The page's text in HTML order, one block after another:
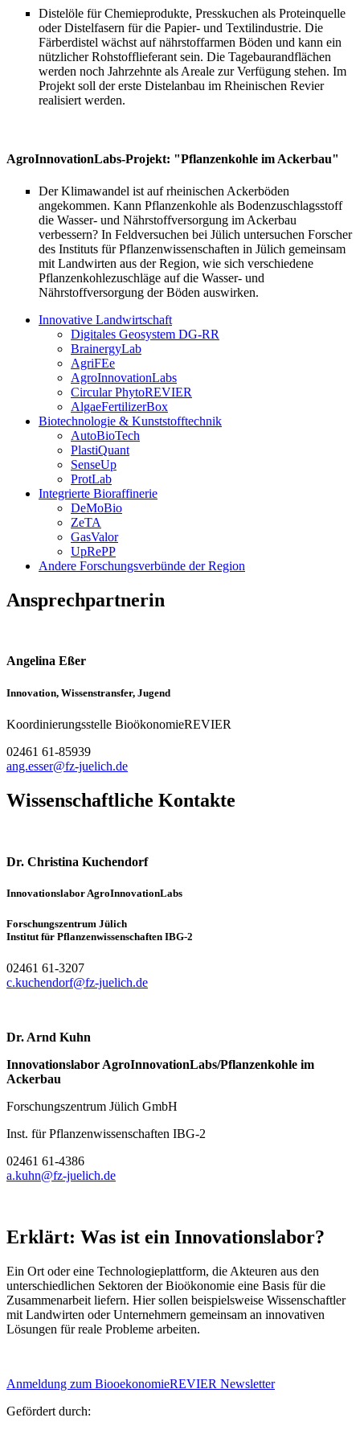
Distelöle für Chemieprodukte, Presskuchen als Proteinquelle
oder Distelfasern für die Papier- und Textilindustrie. Die
Färberdistel wächst auf nährstoffarmen Böden und kann ein
nützlicher Rohstofflieferant sein. Die Tagebaurandflächen
werden noch Jahrzehnte als Areale zur Verfügung stehen. Im
Projekt soll der erste Distelanbau im Rheinischen Revier
realisiert werden.
AgroInnovationLabs-Projekt: "Pflanzenkohle im Ackerbau"
Der Klimawandel ist auf rheinischen Ackerböden
angekommen. Kann Pflanzenkohle als Bodenzuschlagsstoff
die Wasser- und Nährstoffversorgung im Ackerbau
verbessern? In Feldversuchen bei Jülich untersuchen Forscher
des Instituts für Pflanzenwissenschaften in Jülich gemeinsam
mit Landwirten aus der Region, wie sich verschiedene
Pflanzenkohlezuschläge auf die Wasser- und
Nährstoffversorgung der Böden auswirken.
Innovative Landwirtschaft
Digitales Geosystem DG-RR
BrainergyLab
AgriFEe
AgroInnovationLabs
Circular PhytoREVIER
AlgaeFertilizerBox
Biotechnologie & Kunststofftechnik
AutoBioTech
PlastiQuant
SenseUp
ProtLab
Integrierte Bioraffinerie
DeMoBio
ZeTA
GasValor
UpRePP
Andere Forschungsverbünde der Region
Ansprechpartnerin
Angelina Eßer
Innovation, Wissenstransfer, Jugend
Koordinierungsstelle BioökonomieREVIER
02461 61-85939
ang.esser@fz-juelich.de
Wissenschaftliche Kontakte
Dr. Christina Kuchendorf
Innovationslabor AgroInnovationLabs
Forschungszentrum Jülich
Institut für Pflanzenwissenschaften IBG-2
02461 61-3207
c.kuchendorf@fz-juelich.de
Dr. Arnd Kuhn
Innovationslabor AgroInnovationLabs/Pflanzenkohle im
Ackerbau
Forschungszentrum Jülich GmbH
Inst. für Pflanzenwissenschaften IBG-2
02461 61-4386
a.kuhn@fz-juelich.de
Erklärt: Was ist ein Innovationslabor?
Ein Ort oder eine Technologieplattform, die Akteuren aus den
unterschiedlichen Sektoren der Bioökonomie eine Basis für die
Zusammenarbeit liefern. Hier sollen beispielsweise Wissenschaftler
mit Landwirten oder Unternehmern gemeinsam an innovativen
Lösungen für reale Probleme arbeiten.
Anmeldung zum BiooekonomieREVIER Newsletter
Gefördert durch: